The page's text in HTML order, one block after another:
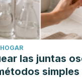
las juntas